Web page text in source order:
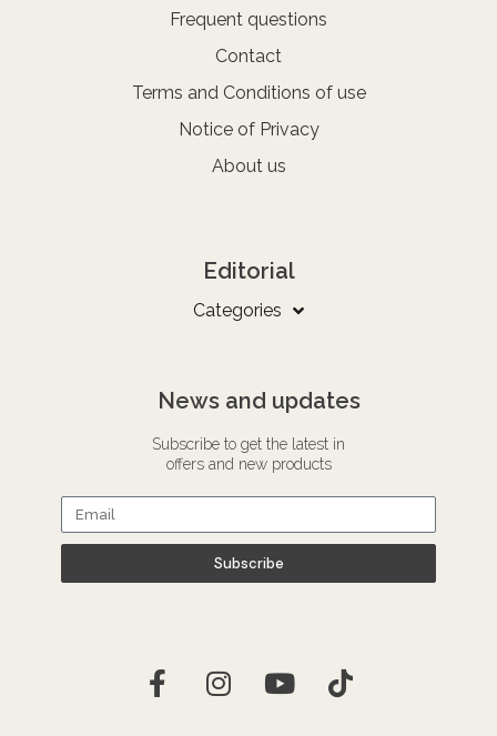
Frequent questions
Contact
Terms and Conditions of use
Notice of Privacy
About us
Editorial
Categories
News and updates
Subscribe to get the latest in
offers and new products
Subscribe